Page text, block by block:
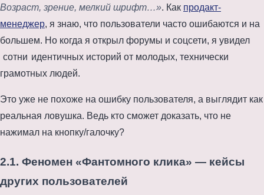
Возраст, зрение, мелкий шрифт…». Как продакт-
менеджер, я знаю, что пользователи часто ошибаются и на
большем. Но когда я открыл форумы и соцсети, я увидел
сотни идентичных историй от молодых, технически
грамотных людей.
Это уже не похоже на ошибку пользователя, а выглядит как
реальная ловушка. Ведь кто сможет доказать, что не
нажимал на кнопку/галочку?
2.1. Феномен «Фантомного клика» — кейсы
других пользователей